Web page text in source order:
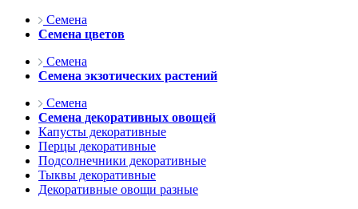
Семена
Семена цветов
Семена
Семена экзотических растений
Семена
Семена декоративных овощей
Капусты декоративные
Перцы декоративные
Подсолнечники декоративные
Тыквы декоративные
Декоративные овощи разные